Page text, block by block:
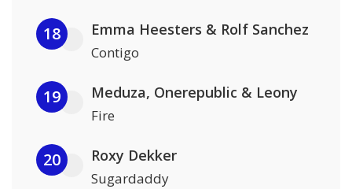
18 Emma Heesters & Rolf Sanchez
Contigo
19 Meduza, Onerepublic & Leony
Fire
20 Roxy Dekker
Sugardaddy